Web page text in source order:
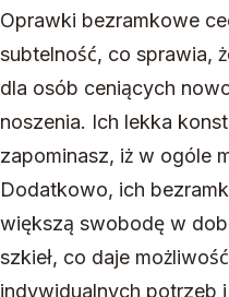
Oprawki bezramkowe
subtelność, co sprawia,
dla osób ceniących
noszenia. Ich lekka
zapominasz, iż w ogóle
Dodatkowo, ich
większą swobodę w
szkieł, co daje
indywidualnych potrzeb